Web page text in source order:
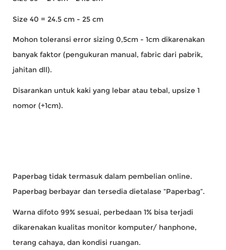
Size 40 = 24.5 cm - 25 cm
Mohon toleransi error sizing 0,5cm - 1cm dikarenakan
banyak faktor (pengukuran manual, fabric dari pabrik,
jahitan dll).
Disarankan untuk kaki yang lebar atau tebal, upsize 1
nomor (+1cm).
Paperbag tidak termasuk dalam pembelian online.
Paperbag berbayar dan tersedia dietalase “Paperbag”.
Warna difoto 99% sesuai, perbedaan 1% bisa terjadi
dikarenakan kualitas monitor komputer/ hanphone,
terang cahaya, dan kondisi ruangan.